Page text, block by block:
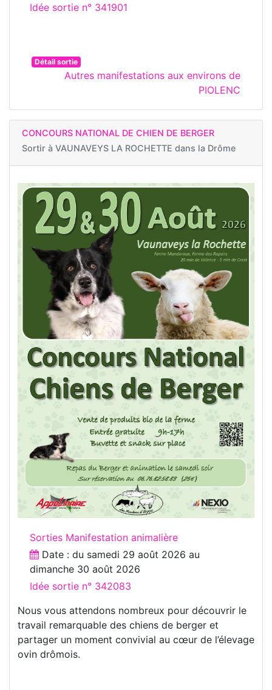
Idée sortie n° 341901
Détail sortie
Autres manifestations aux environs de
PIOLENC
CONCOURS NATIONAL DE CHIEN DE BERGER
Sortir à VAUNAVEYS LA ROCHETTE dans la Drôme
Sorties Manifestation animalière
Date : du samedi 29 août 2026 au
dimanche 30 août 2026
Idée sortie n° 342083
Nous vous attendons nombreux pour découvrir le
travail remarquable des chiens de berger et
partager un moment convivial au cœur de l’élevage
ovin drômois.